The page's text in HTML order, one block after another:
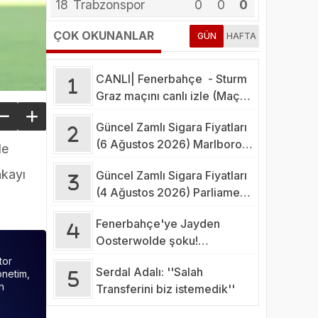
18 Trabzonspor 0 0 0
ÇOK OKUNANLAR GÜN HAFTA
CANLI| Fenerbahçe - Sturm
Graz maçını canlı izle (Maç
Güncel Zamlı Sigara Fiyatları
(6 Ağustos 2026) Marlboro,
Fiyatı 2026
Güncel Zamlı Sigara Fiyatları
(4 Ağustos 2026) Parliament,
Fiyatı
Fenerbahçe'ye Jayden
Oosterwolde şoku!
oldu
Serdal Adalı: ''Salah
Transferini biz istemedik''